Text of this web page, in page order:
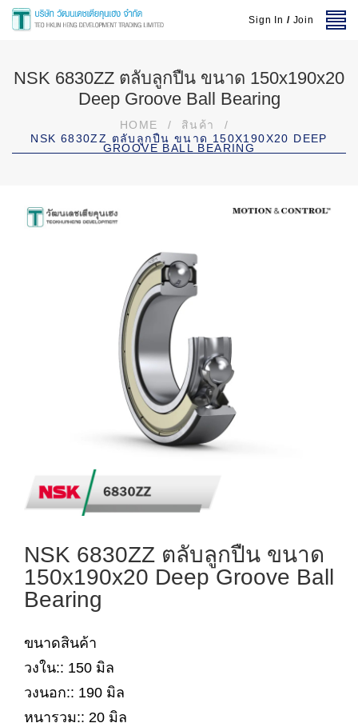
Sign In / Join
NSK 6830ZZ ตลับลูกปืน ขนาด 150x190x20
Deep Groove Ball Bearing
HOME / สินค้า
/
NSK 6830ZZ ตลับลูกปืน ขนาด 150X190X20 DEEP
GROOVE BALL BEARING
NSK 6830ZZ ตลับลูกปืน ขนาด
150x190x20 Deep Groove Ball
Bearing
ขนาดสินค้า
วงใน:: 150 มิล
วงนอก:: 190 มิล
หนารวม:: 20 มิล